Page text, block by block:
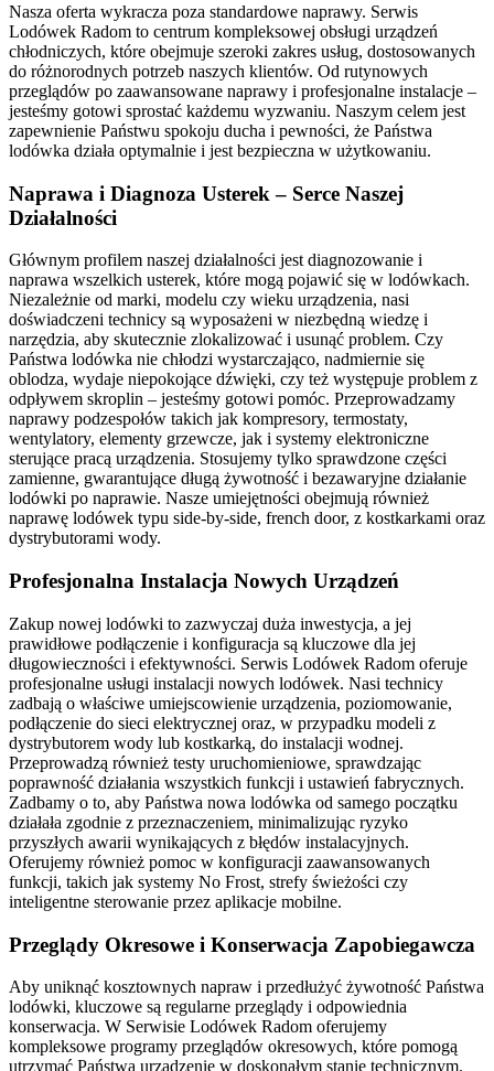
Nasza oferta wykracza poza standardowe naprawy. Serwis
Lodówek Radom to centrum kompleksowej obsługi urządzeń
chłodniczych, które obejmuje szeroki zakres usług, dostosowanych
do różnorodnych potrzeb naszych klientów. Od rutynowych
przeglądów po zaawansowane naprawy i profesjonalne instalacje –
jesteśmy gotowi sprostać każdemu wyzwaniu. Naszym celem jest
zapewnienie Państwu spokoju ducha i pewności, że Państwa
lodówka działa optymalnie i jest bezpieczna w użytkowaniu.
Naprawa i Diagnoza Usterek – Serce Naszej
Działalności
Głównym profilem naszej działalności jest diagnozowanie i
naprawa wszelkich usterek, które mogą pojawić się w lodówkach.
Niezależnie od marki, modelu czy wieku urządzenia, nasi
doświadczeni technicy są wyposażeni w niezbędną wiedzę i
narzędzia, aby skutecznie zlokalizować i usunąć problem. Czy
Państwa lodówka nie chłodzi wystarczająco, nadmiernie się
oblodza, wydaje niepokojące dźwięki, czy też występuje problem z
odpływem skroplin – jesteśmy gotowi pomóc. Przeprowadzamy
naprawy podzespołów takich jak kompresory, termostaty,
wentylatory, elementy grzewcze, jak i systemy elektroniczne
sterujące pracą urządzenia. Stosujemy tylko sprawdzone części
zamienne, gwarantujące długą żywotność i bezawaryjne działanie
lodówki po naprawie. Nasze umiejętności obejmują również
naprawę lodówek typu side-by-side, french door, z kostkarkami oraz
dystrybutorami wody.
Profesjonalna Instalacja Nowych Urządzeń
Zakup nowej lodówki to zazwyczaj duża inwestycja, a jej
prawidłowe podłączenie i konfiguracja są kluczowe dla jej
długowieczności i efektywności. Serwis Lodówek Radom oferuje
profesjonalne usługi instalacji nowych lodówek. Nasi technicy
zadbają o właściwe umiejscowienie urządzenia, poziomowanie,
podłączenie do sieci elektrycznej oraz, w przypadku modeli z
dystrybutorem wody lub kostkarką, do instalacji wodnej.
Przeprowadzą również testy uruchomieniowe, sprawdzając
poprawność działania wszystkich funkcji i ustawień fabrycznych.
Zadbamy o to, aby Państwa nowa lodówka od samego początku
działała zgodnie z przeznaczeniem, minimalizując ryzyko
przyszłych awarii wynikających z błędów instalacyjnych.
Oferujemy również pomoc w konfiguracji zaawansowanych
funkcji, takich jak systemy No Frost, strefy świeżości czy
inteligentne sterowanie przez aplikacje mobilne.
Przeglądy Okresowe i Konserwacja Zapobiegawcza
Aby uniknąć kosztownych napraw i przedłużyć żywotność Państwa
lodówki, kluczowe są regularne przeglądy i odpowiednia
konserwacja. W Serwisie Lodówek Radom oferujemy
kompleksowe programy przeglądów okresowych, które pomogą
utrzymać Państwa urządzenie w doskonałym stanie technicznym.